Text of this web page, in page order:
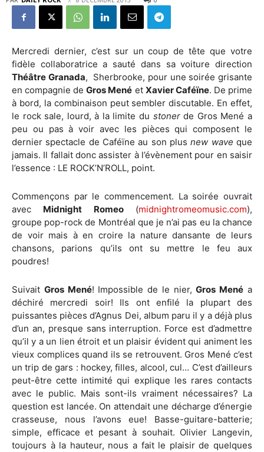
Mercredi dernier, c’est sur un coup de tête que votre
fidèle collaboratrice a sauté dans sa voiture direction
Théâtre Granada, Sherbrooke, pour une soirée grisante
en compagnie deGros Mené et Xavier Caféïne. De prime
à bord, la combinaison peut sembler discutable. En effet,
le rock sale, lourd, à la limite du stonerde Gros Mené a
peu ou pas à voir avec les pièces qui composent le
dernier spectacle de Caféïne au son plusnew wave que
jamais. Il fallait donc assister à l’évènement pour en saisir
l’essence : LE ROCK’N’ROLL, point.
Commençons par le commencement. La soirée ouvrait
avec Midnight Romeo(midnightromeomusic.com),
groupe pop-rock de Montréal que je n’ai pas eu la chance
de voir mais à en croire la nature dansante de leurs
chansons, parions qu’ils ont su mettre le feu aux
poudres!
Suivait Gros Mené! Impossible de le nier,Gros Mené a
déchiré mercredi soir! Ils ont enfilé la plupart des
puissantes pièces d’Agnus Dei, album paru il y a déjà plus
d’un an, presque sans interruption. Force est d’admettre
qu’il y a un lien étroit et un plaisir évident qui animent les
vieux complices quand ils se retrouvent. Gros Mené c’est
un trip de gars : hockey, filles, alcool, cul… C’est d’ailleurs
peut-être cette intimité qui explique les rares contacts
avec le public. Mais sont-ils vraiment nécessaires? La
question est lancée. On attendait une décharge d’énergie
crasseuse, nous l’avons eue! Basse-guitare-batterie;
simple, efficace et pesant à souhait. Olivier Langevin,
toujours à la hauteur, nous a fait le plaisir de quelques